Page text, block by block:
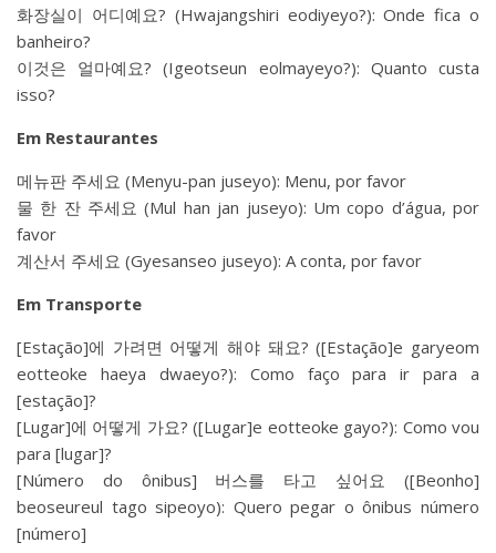
화장실이 어디예요? (Hwajangshiri eodiyeyo?): Onde fica o
banheiro?
이것은 얼마예요? (Igeotseun eolmayeyo?): Quanto custa
isso?
Em Restaurantes
메뉴판 주세요 (Menyu-pan juseyo): Menu, por favor
물 한 잔 주세요 (Mul han jan juseyo): Um copo d’água, por
favor
계산서 주세요 (Gyesanseo juseyo): A conta, por favor
Em Transporte
[Estação]에 가려면 어떻게 해야 돼요? ([Estação]e garyeom
eotteoke haeya dwaeyo?): Como faço para ir para a
[estação]?
[Lugar]에 어떻게 가요? ([Lugar]e eotteoke gayo?): Como vou
para [lugar]?
[Número do ônibus] 버스를 타고 싶어요 ([Beonho]
beoseureul tago sipeoyo): Quero pegar o ônibus número
[número]